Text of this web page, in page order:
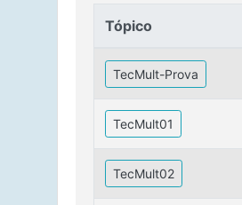
Tópico
Tópico
TecMult-Prova
TecMult01
TecMult02